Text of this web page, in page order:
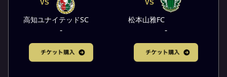
VS
高知ユナイテッドSC
-
VS
松本山雅FC
-